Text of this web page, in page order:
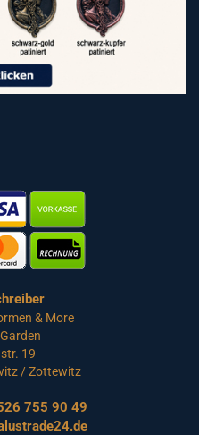
& More
19
/ Zottewitz
755 90 49